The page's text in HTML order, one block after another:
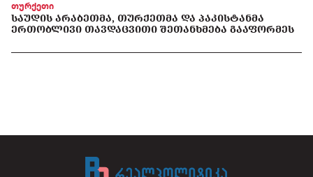
თურქეთი
ᲡᲐᲣᲓᲘᲡ ᲐᲠᲐᲑᲔᲗᲛᲐ, ᲗᲣᲠᲥᲔᲗᲛᲐ ᲓᲐ ᲞᲐᲙᲘᲡᲢᲐᲜᲛᲐ
ᲔᲠᲗᲝᲑᲚᲘᲕᲘ ᲗᲐᲕᲓᲐᲪᲕᲘᲗᲘ ᲨᲔᲗᲐᲜᲮᲛᲔᲑᲐ ᲒᲐᲐᲤᲝᲠᲛᲔᲡ